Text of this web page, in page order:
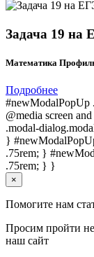
Задача 19 на
Математика
Подробнее
#newModalPopUp
@media screen
.modal-
}
.75rem; }
.75rem; } }
×
Помогите нам
Просим пройти
наш сайт